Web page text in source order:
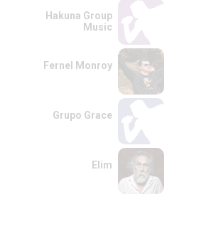
Hakuna Group
Music
Fernel Monroy
Grupo Grace
Elim